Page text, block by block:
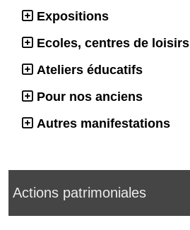
Expositions
Ecoles, centres de loisirs
Ateliers éducatifs
Pour nos anciens
Autres manifestations
Actions patrimoniales